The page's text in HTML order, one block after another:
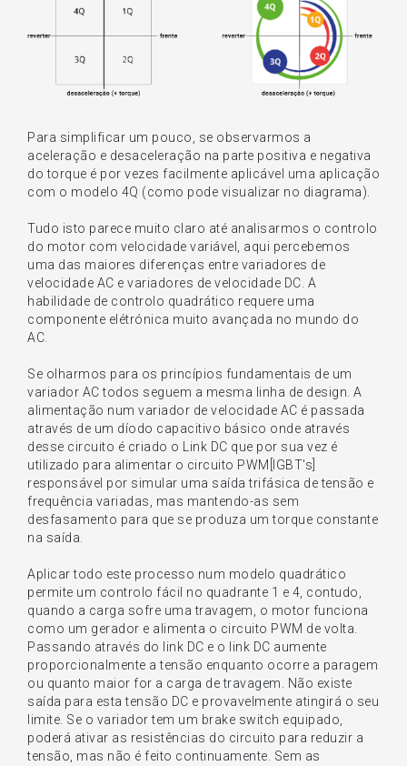
Para simplificar um pouco, se observarmos a
aceleração e desaceleração na parte positiva e negativa
do torque é por vezes facilmente aplicável uma aplicação
com o modelo 4Q (como pode visualizar no diagrama).
Tudo isto parece muito claro até analisarmos o controlo
do motor com velocidade variável, aqui percebemos
uma das maiores diferenças entre variadores de
velocidade AC e variadores de velocidade DC. A
habilidade de controlo quadrático requere uma
componente elétrónica muito avançada no mundo do
AC.
Se olharmos para os princípios fundamentais de um
variador AC todos seguem a mesma linha de design. A
alimentação num variador de velocidade AC é passada
através de um díodo capacitivo básico onde através
desse circuito é criado o Link DC que por sua vez é
utilizado para alimentar o circuito PWM[IGBT's]
responsável por simular uma saída trifásica de tensão e
frequência variadas, mas mantendo-as sem
desfasamento para que se produza um torque constante
na saída.
Aplicar todo este processo num modelo quadrático
permite um controlo fácil no quadrante 1 e 4, contudo,
quando a carga sofre uma travagem, o motor funciona
como um gerador e alimenta o circuito PWM de volta.
Passando através do link DC e o link DC aumente
proporcionalmente a tensão enquanto ocorre a paragem
ou quanto maior for a carga de travagem. Não existe
saída para esta tensão DC e provavelmente atingirá o seu
limite. Se o variador tem um brake switch equipado,
poderá ativar as resistências do circuito para reduzir a
tensão, mas não é feito continuamente. Sem as